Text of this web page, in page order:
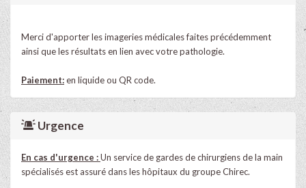
Merci d'apporter les imageries médicales faites précédemment
ainsi que les résultats en lien avec votre pathologie.
Paiement:en liquide ou QR code.
Urgence
En cas d'urgence :Un service de gardes de chirurgiens de la main
spécialisés est assuré dans les hôpitaux du groupe Chirec.